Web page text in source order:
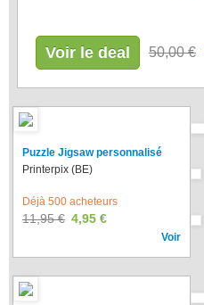
Voir le deal 50,00 €
Puzzle Jigsaw personnalisé
Printerpix (BE)
Déjà 500 acheteurs
11,95 € 4,95 €
Voir